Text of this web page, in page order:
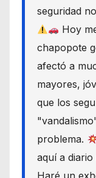
seguridad
Hoy
chapopote
afectó a
mayores,
que los
problema.
aquí a